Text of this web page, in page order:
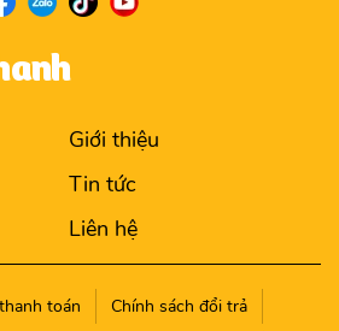
Giới thiệu
Tin tức
Liên hệ
toán
Chính sách đổi trả